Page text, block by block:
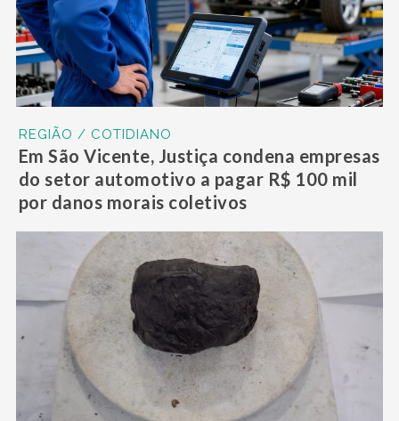
REGIÃO / COTIDIANO
Em São Vicente, Justiça condena empresas
do setor automotivo a pagar R$ 100 mil
por danos morais coletivos